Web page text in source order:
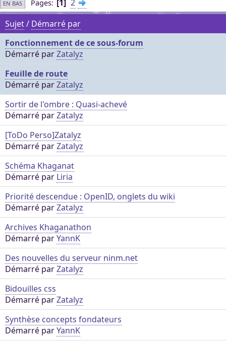
EN BAS Pages 1
2
Sujet/ Démarré par
Fonctionnement de ce sous-forum
Démarré parZatalyz
Feuille de route
Démarré parZatalyz
Sortir de l'ombre : Quasi-achevé
Démarré parZatalyz
[ToDo Perso]Zatalyz
Démarré parZatalyz
Schéma Khaganat
Démarré par Liria
Priorité descendue : OpenID, onglets du wiki
Démarré parZatalyz
Archives Khaganathon
Démarré parYannK
Des nouvelles du serveur ninm.net
Démarré parZatalyz
Bidouilles css
Démarré parZatalyz
Synthèse concepts fondateurs
Démarré parYannK